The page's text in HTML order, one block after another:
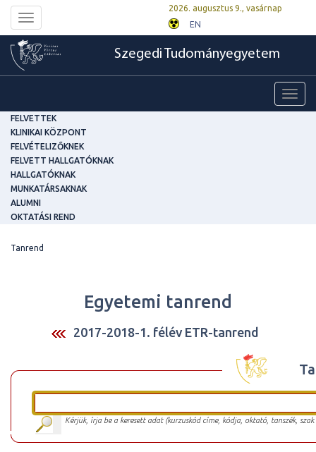
Toggle
navigation
2026. augusztus 9., vasárnap
EN
Szegedi Tudományegyetem
FELVETTEK
KLINIKAI KÖZPONT
FELVÉTELIZŐKNEK
FELVETT HALLGATÓKNAK
HALLGATÓKNAK
MUNKATÁRSAKNAK
ALUMNI
OKTATÁSI REND
Tanrend
Egyetemi tanrend
2017-2018-1. félév ETR-tanrend
Kérjük, írja be a keresett adat (kurzuskód címe, kódja, oktató, tanszék,